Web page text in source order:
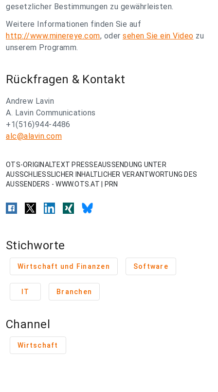
gesetzlicher Bestimmungen zu gewährleisten.
Weitere Informationen finden Sie auf
http://www.minereye.com, oder sehen Sie ein Video zu
unserem Programm.
Rückfragen & Kontakt
Andrew Lavin
A. Lavin Communications
+1(516)944-4486
alc@alavin.com
OTS-ORIGINALTEXT PRESSEAUSSENDUNG UNTER
AUSSCHLIESSLICHER INHALTLICHER VERANTWORTUNG DES
AUSSENDERS - WWW.OTS.AT | PRN
Stichworte
Wirtschaft und Finanzen Software
IT Branchen
Channel
Wirtschaft